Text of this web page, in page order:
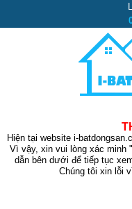
Hiện tại website i-
Vì vậy, xin vui lòng xác minh "
dẫn bên dưới để tiếp tục
Chúng tôi xin lỗi